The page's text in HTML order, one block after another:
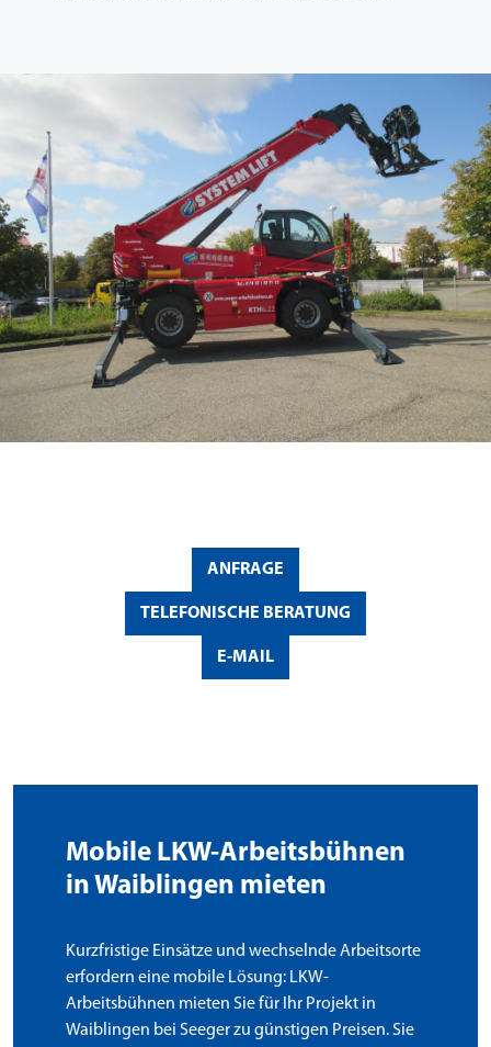
ANFRAGE
TELEFONISCHE BERATUNG
E-MAIL
Mobile LKW-Arbeitsbühnen
in Waiblingen mieten
Kurzfristige Einsätze und wechselnde Arbeitsorte
erfordern eine mobile Lösung: LKW-
Arbeitsbühnen mieten Sie für Ihr Projekt in
Waiblingen bei Seeger zu günstigen Preisen. Sie